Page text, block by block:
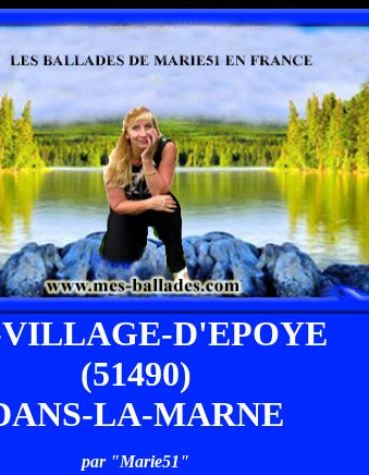
D'EPOYE
(51490)
LA-MARNE
par "Marie51"